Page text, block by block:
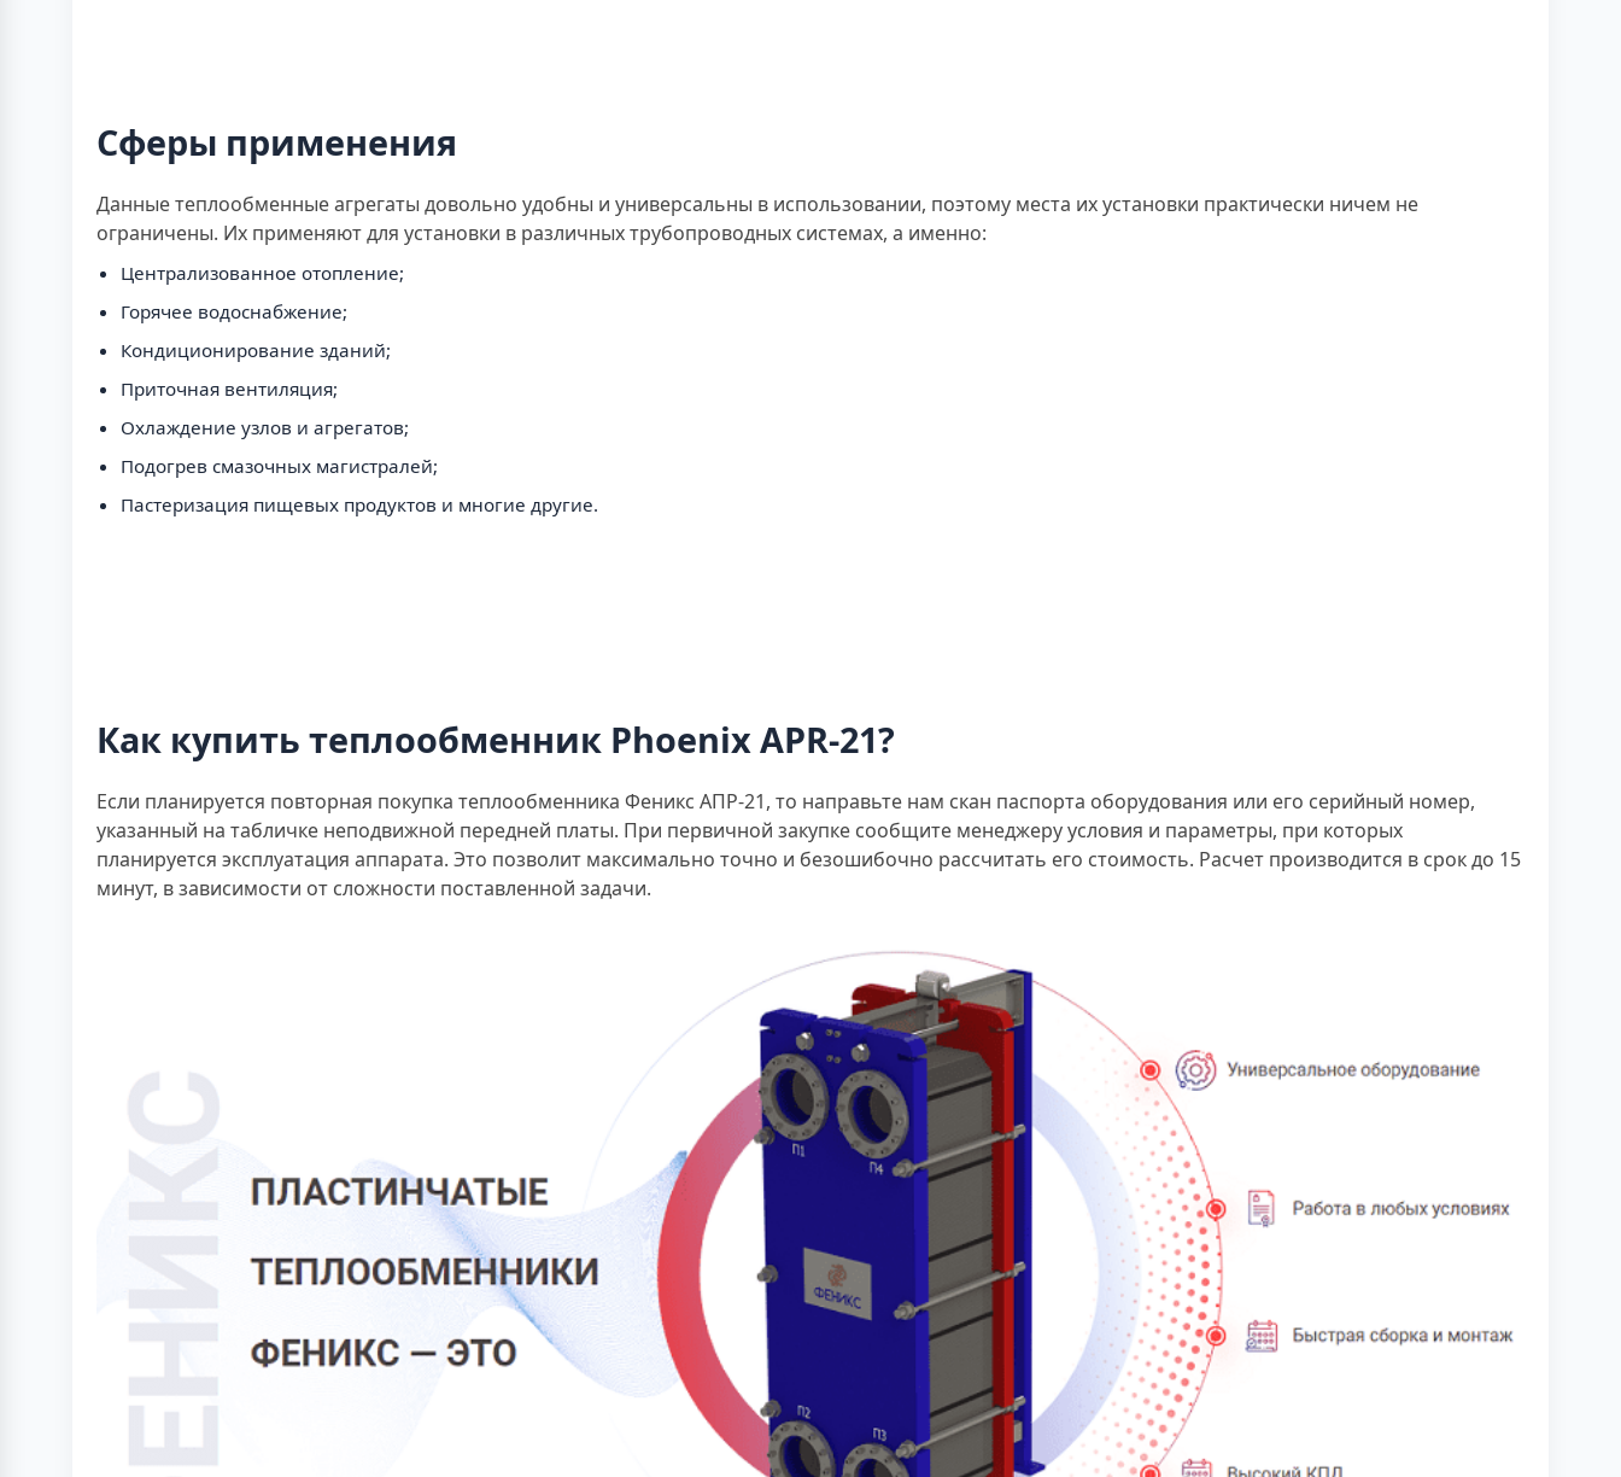
Сферы применения
Данные теплообменные агрегаты довольно удобны и универсальны в использовании, поэтому места их установки практически ничем не
ограничены. Их применяют для установки в различных трубопроводных системах, а именно:
Централизованное отопление;
Горячее водоснабжение;
Кондиционирование зданий;
Приточная вентиляция;
Охлаждение узлов и агрегатов;
Подогрев смазочных магистралей;
Пастеризация пищевых продуктов и многие другие.
Как купить теплообменник Phoenix APR-21?
Если планируется повторная покупка теплообменника Феникс АПР-21, то направьте нам скан паспорта оборудования или его серийный номер,
указанный на табличке неподвижной передней платы. При первичной закупке сообщите менеджеру условия и параметры, при которых
планируется эксплуатация аппарата. Это позволит максимально точно и безошибочно рассчитать его стоимость. Расчет производится в срок до 15
минут, в зависимости от сложности поставленной задачи.